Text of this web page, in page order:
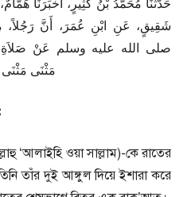
حَدَّثَنَا مُحَمَّدُ بْنُ كَثِيرٍ، أَخْبَرَنَا
شَقِيقٍ، عَنِ ابْنِ عُمَرَ، أَنَّ رَجُلاً،
صلى الله عليه وسلم عَنْ صَلاَةِ
مَثْنَى مَثْنَى
‘আলাইহি ওয়া সাল্লাম)-কে রাতের
তাঁর দুই আঙ্গুল দিয়ে ইশারা করে